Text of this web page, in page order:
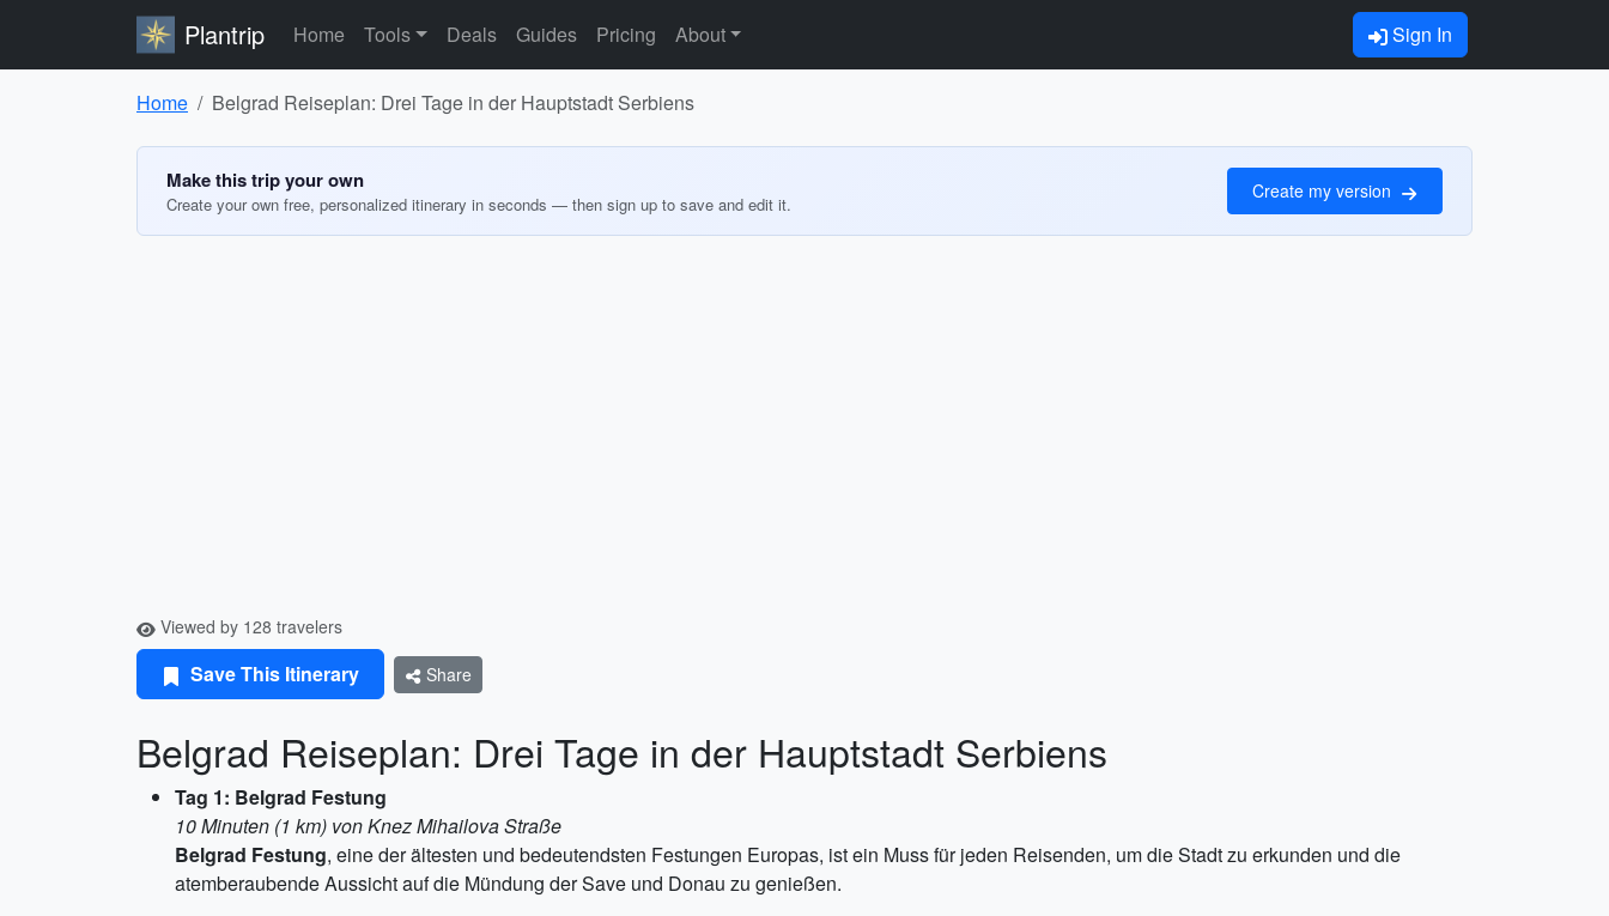
Plantrip Home Tools Deals Guides Pricing About Sign In
Home Belgrad Reiseplan: Drei Tage in der Hauptstadt Serbiens
Make this trip your own
Create your own free, personalized itinerary in seconds — then sign up to save and edit it.
Create my version
Viewed by 128 travelers
Save This Itinerary Share
Belgrad Reiseplan: Drei Tage in der Hauptstadt Serbiens
Tag 1: Belgrad Festung
10 Minuten (1 km) von Knez Mihailova Straße
Belgrad Festung, eine der ältesten und bedeutendsten Festungen Europas, ist ein Muss für jeden Reisenden, um die Stadt zu erkunden und die
atemberaubende Aussicht auf die Mündung der Save und Donau zu genießen.